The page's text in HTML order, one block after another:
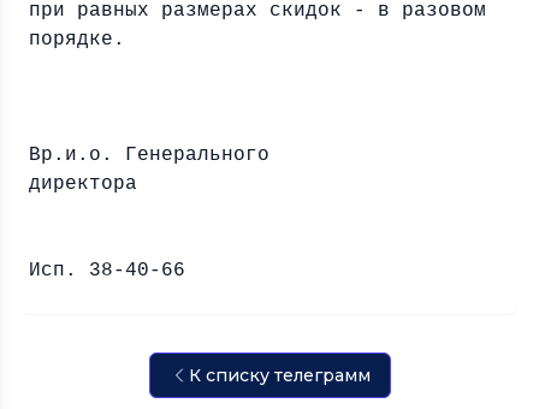
при равных размерах скидок - в разовом
порядке.
Вр.и.о. Генерального
Исп. 38-40-66
К списку телеграмм